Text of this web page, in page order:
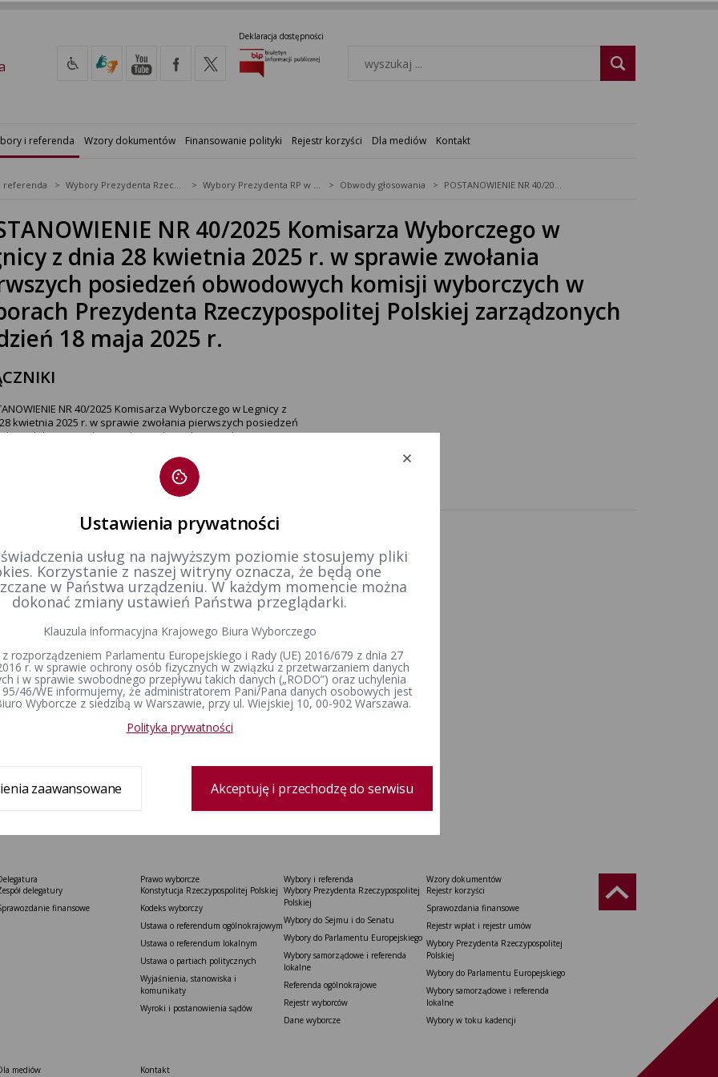
Deklaracja dostępności
i referenda Wzory dokumentów Finansowanie polityki Rejestr korzyści Dla mediów Kontakt
referenda Wybory Prezydenta Rzeczypospolitej Polskiej Wybory Prezydenta RP w 2025 r. Obwody głosowania POSTANOWIENIE NR 40/2025 Komisarza Wyborczego w Legnicy z dnia 28 kwietnia 2025 r. w sprawie zwołania pierwszych posiedzeń obwodowych komisji wyborczych w wyborach Prezydenta Rzeczypospolitej Polskiej zarządzonych na dzień 18 maja 2025 r.
NR 40/2025 Komisarza Wyborczego w
z dnia 28 kwietnia 2025 r. w sprawie zwołania
posiedzeń obwodowych komisji wyborczych w
Prezydenta Rzeczypospolitej Polskiej zarządzonych
18 maja 2025 r.
NR 40/2025 Komisarza Wyborczego w Legnicy z
kwietnia 2025 r. w sprawie zwołania pierwszych posiedzeń
komisji wyborczych w wyborach Prezydenta
Dawid Wiśniewski
delegatury
finansowe
Prawo wyborcze
Konstytucja Rzeczypospolitej Polskiej​
Kodeks wyborczy
Ustawa o referendum ogólnokrajowym
Ustawa o referendum lokalnym
Ustawa o partiach politycznych
Wyjaśnienia, stanowiska i
komunikaty
Wyroki i postanowienia sądów
Wybory i referenda
Wybory Prezydenta Rzeczypospolitej
Polskiej
Wybory do Sejmu i do Senatu
Wybory do Parlamentu Europejskiego
Wybory samorządowe i referenda
lokalne
Referenda ogólnokrajowe
Rejestr wyborców
Dane wyborcze
Wzory dokumentów
Rejestr korzyści
Sprawozdania finansowe
Rejestr wpłat i rejestr umów
Wybory Prezydenta Rzeczypospolitej
Polskiej
Wybory do Parlamentu Europejskiego
Wybory samorządowe i referenda
lokalne
Wybory w toku kadencji
mediów
Kontakt
Ustawienia prywatności
usług na najwyższym poziomie stosujemy pliki
Korzystanie z naszej witryny oznacza, że będą one
w Państwa urządzeniu. W każdym momencie można
dokonać zmiany ustawień Państwa przeglądarki.
Klauzula informacyjna Krajowego Biura Wyborczego
rozporządzeniem Parlamentu Europejskiego i Rady (UE) 2016/679 z dnia 27
r. w sprawie ochrony osób fizycznych w związku z przetwarzaniem danych
i w sprawie swobodnego przepływu takich danych („RODO”) oraz uchylenia
46/WE informujemy, że administratorem Pani/Pana danych osobowych jest
Wyborcze z siedzibą w Warszawie, przy ul. Wiejskiej 10, 00-902 Warszawa.
Polityka prywatności
zaawansowane Akceptuję i przechodzę do serwisu